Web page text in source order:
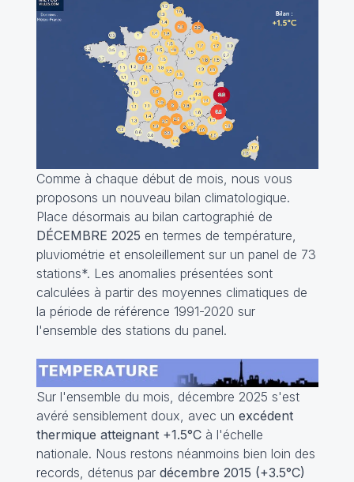
Comme à chaque début de mois, nous vous
proposons un nouveau bilan climatologique.
Place désormais au bilan cartographié de
DÉCEMBRE 2025 en termes de température,
pluviométrie et ensoleillement sur un panel de 73
stations*. Les anomalies présentées sont
calculées à partir des moyennes climatiques de
la période de référence 1991-2020 sur
l'ensemble des stations du panel.
Sur l'ensemble du mois, décembre 2025 s'est
avéré sensiblement doux, avec un excédent
thermique atteignant +1.5°Cà l'échelle
nationale. Nous restons néanmoins bien loin des
records, détenus par décembre 2015 (+3.5°C)